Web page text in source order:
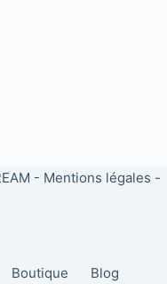
- Mentions légales -
Boutique Blog